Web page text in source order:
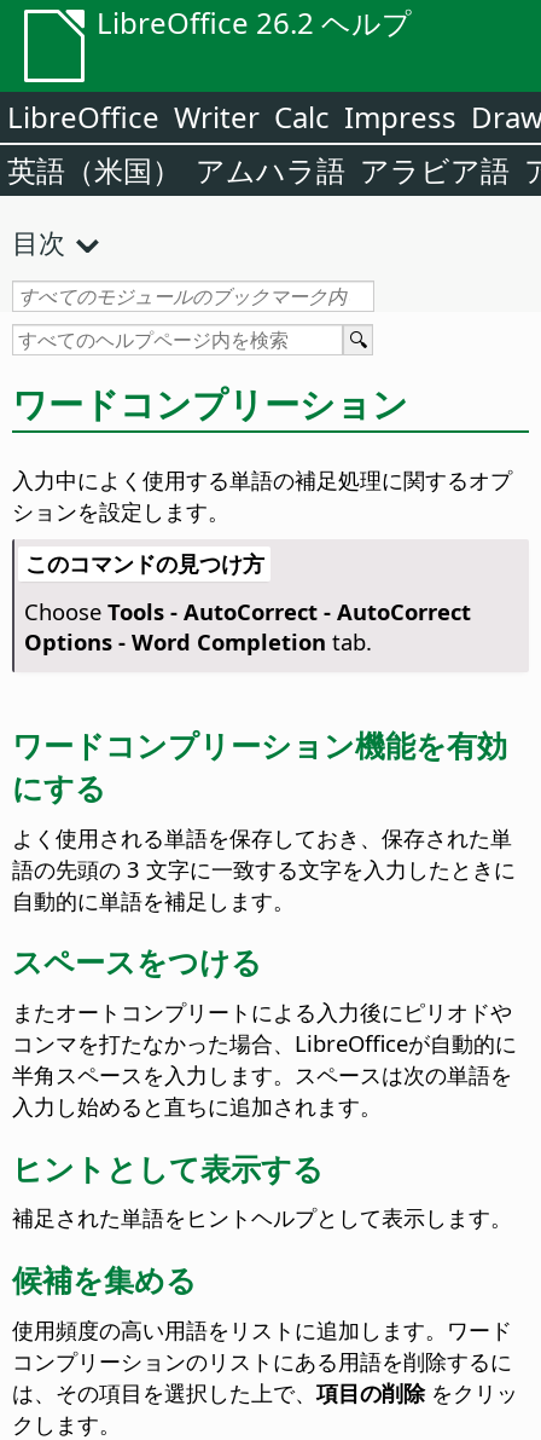
LibreOffice 26.2 ヘルプ
LibreOffice Writer Calc Impress
英語（米国）
アムハラ語 アラビア語
目次
ワードコンプリーション
入力中によく使用する単語の補足処理に関するオプ
ションを設定します。
このコマンドの見つけ方
Choose Tools - AutoCorrect - AutoCorrect
Options - Word Completion tab.
ワードコンプリーション機能を有効
にする
よく使用される単語を保存しておき、保存された単
語の先頭の 3 文字に一致する文字を入力したときに
自動的に単語を補足します。
スペースをつける
またオートコンプリートによる入力後にピリオドや
コンマを打たなかった場合、LibreOfficeが自動的に
半角スペースを入力します。 スペースは次の単語を
入力し始めると直ちに追加されます。
ヒントとして表示する
補足された単語をヒントヘルプとして表示します。
候補を集める
使用頻度の高い用語をリストに追加します。ワード
コンプリーションのリストにある用語を削除するに
は、その項目を選択した上で、項目の削除をクリッ
クします。